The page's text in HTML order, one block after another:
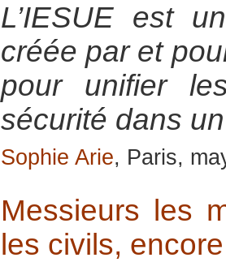
L’IESUE est
créée par et
pour unifier
sécurité dans
Sophie Arie, Paris,
Messieurs les
les civils,